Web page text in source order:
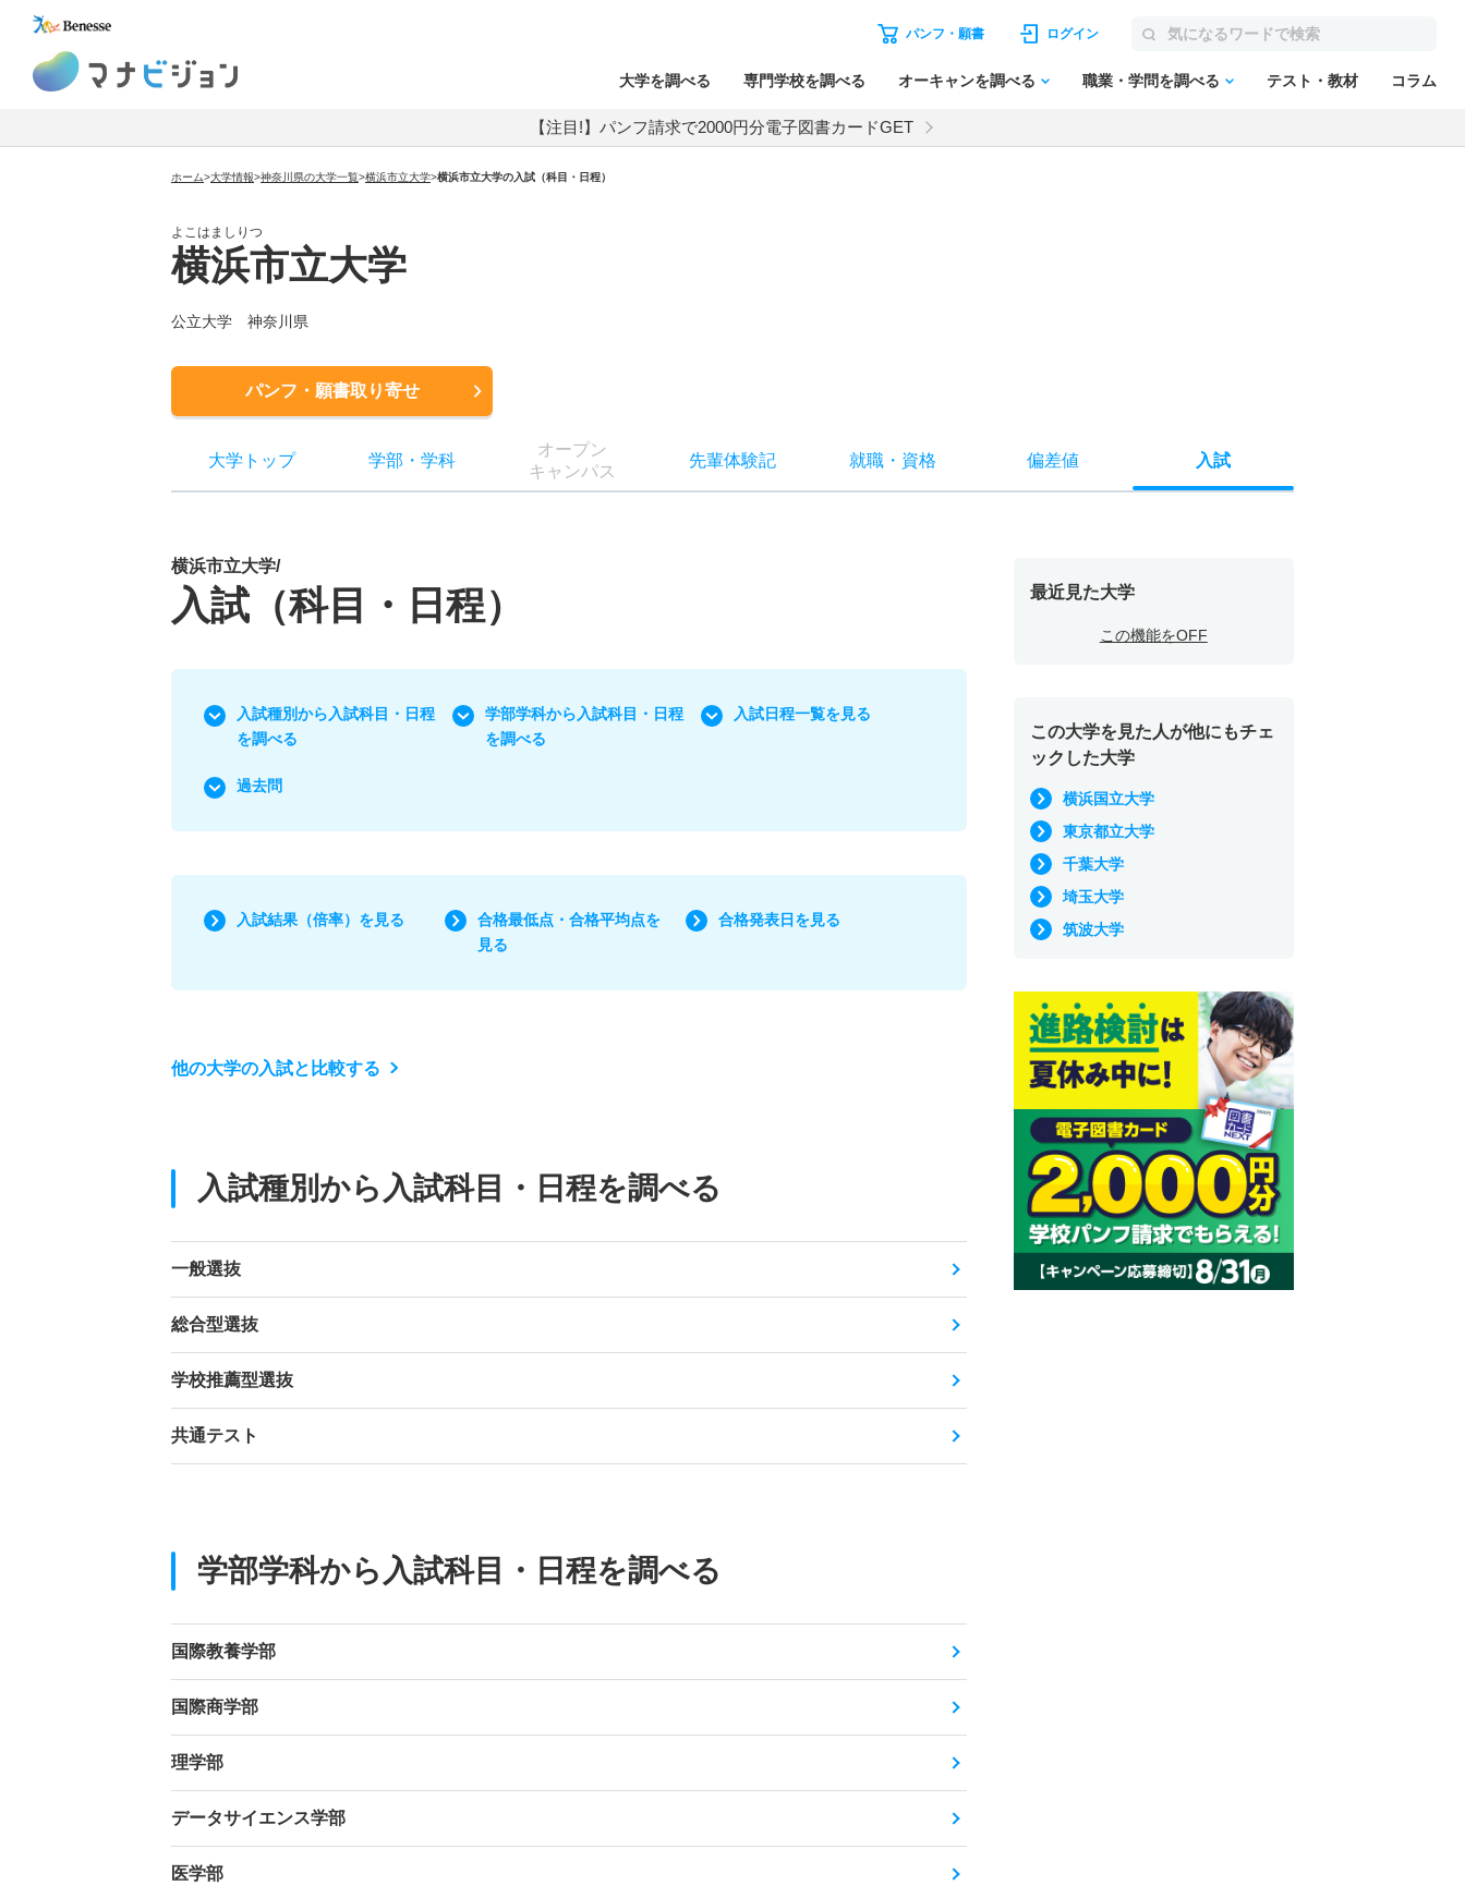
パンフ・願書 ログイン
大学を調べる 専門学校を調べる オーキャンを調べる 職業・学問を調べる テスト・教材 コラム
【注目!】パンフ請求で2000円分電子図書カードGET
ホーム>大学情報>神奈川県の大学一覧>横浜市立大学>横浜市立大学の入試（科目・日程）
よこはましりつ
横浜市立大学
公立大学 神奈川県
パンフ・願書取り寄せ
大学トップ 学部 ・ 学科
オープン
キャンパス
先輩体験記 就職・ 資格 偏差値 入試
横浜市立大学/
入試（科目・日程）
入試種別から入試科目・日程
を調べる
学部学科から入試科目・日程
を調べる
入試日程一覧を見る
過去問
入試結果（倍率）を見る
合格最低点・合格平均点を
見る
合格発表日を見る
他の大学の入試と比較する
入試種別から入試科目・日程を調べる
一般選抜
総合型選抜
学校推薦型選抜
共通テスト
学部学科から入試科目・日程を調べる
国際教養学部
国際商学部
理学部
データサイエンス学部
医学部
最近見た大学
この機能をOFF
この大学を見た人が他にもチェ
ックした大学
横浜国立大学
東京都立大学
千葉大学
埼玉大学
筑波大学